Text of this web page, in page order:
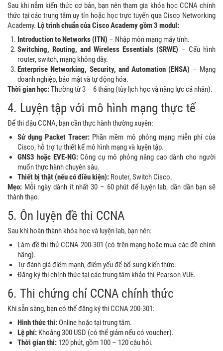
Sau khi nắm kiến thức cơ bản, bạn nên tham gia khóa học CCNA chính
thức tại các trung tâm uy tín hoặc học trực tuyến qua Cisco Networking
Academy. Lộ trình chuẩn của Cisco Academy gồm 3 modul:
Introduction to Networks (ITN) – Nhập môn mạng máy tính.
Switching, Routing, and Wireless Essentials (SRWE) – Cấu hình
router, switch, mạng không dây.
Enterprise Networking, Security, and Automation (ENSA) – Mạng
doanh nghiệp, bảo mật và tự động hóa.
Thời gian học:Thường từ 3 – 6 tháng (tùy lịch học và năng lực cá nhân).
4. Luyện tập với mô hình mạng thực tế
Để thi đậu CCNA, bạn cần thực hành thường xuyên:
Sử dụng Packet Tracer: Phần mềm mô phỏng mạng miễn phí của
Cisco, hỗ trợ tự thiết kế mô hình mạng và luyện tập.
GNS3 hoặc EVE-NG:Công cụ mô phỏng nâng cao dành cho người
muốn thực hành chuyên sâu.
Thiết bị thật (nếu có điều kiện): Router, Switch Cisco.
Mẹo: Mỗi ngày dành ít nhất 30 – 60 phút để luyện lab, dần dần bạn sẽ
thành thạo.
5. Ôn luyện đề thi CCNA
Sau khi hoàn thành khóa học và luyện lab, bạn nên:
Làm đề thi thử CCNA 200-301 (có trên mạng hoặc mua các đề chính
hãng).
Tự đánh giá điểm mạnh, điểm yếu để bổ sung kiến thức.
Đăng ký thi chính thức tại các trung tâm khảo thí Pearson VUE.
6. Thi chứng chỉ CCNA chính thức
Khi sẵn sàng, bạn có thể đăng ký thi CCNA 200-301:
Hình thức thi: Online hoặc tại trung tâm.
Lệ phí: Khoảng 300 USD (có thể giảm nếu có voucher).
Thời gian thi: 120 phút, gồm 100 – 120 câu hỏi.